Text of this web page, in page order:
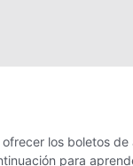
los boletos
para